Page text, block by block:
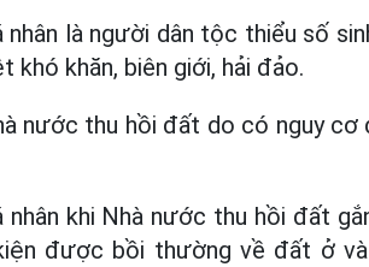
là người dân tộc thiểu số
khăn, biên giới, hải đảo.
nước thu hồi đất do có nguy cơ
khi Nhà nước thu hồi đất
được bồi thường về đất ở